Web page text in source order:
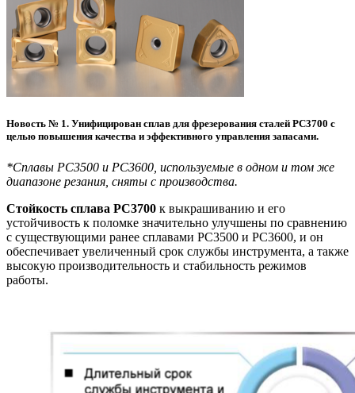
Новость № 1. Унифицирован сплав для фрезерования сталей PC3700 с
целью повышения качества и эффективного управления запасами.
*Сплавы PC3500 и PC3600, используемые в одном и том же
диапазоне резания, сняты с производства.
Стойкость сплава PC3700 к выкрашиванию и его
устойчивость к поломке значительно улучшены по сравнению
с существующими ранее сплавами PC3500 и PC3600, и он
обеспечивает увеличенный срок службы инструмента, а также
высокую производительность и стабильность режимов
работы.